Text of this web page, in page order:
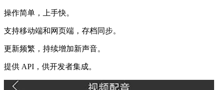
操作简单，上手快。
支持移动端和网页端，存档同步。
更新频繁，持续增加新声音。
提供 API，供开发者集成。